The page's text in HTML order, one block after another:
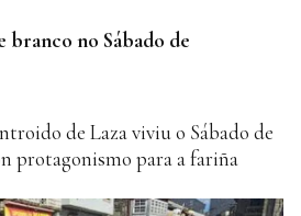
branco no Sábado de
de Laza viviu o Sábado de
protagonismo para a fariña